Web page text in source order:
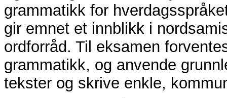
grammatikk for
gir emnet et innblikk i
ordforråd. Til eksamen
grammatikk, og anvende
tekster og skrive enkle,